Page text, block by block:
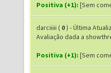
Positiva (+1): [Sem
darciiiii ( 0) - Última
Avaliação dada a
Positiva (+1): [Sem